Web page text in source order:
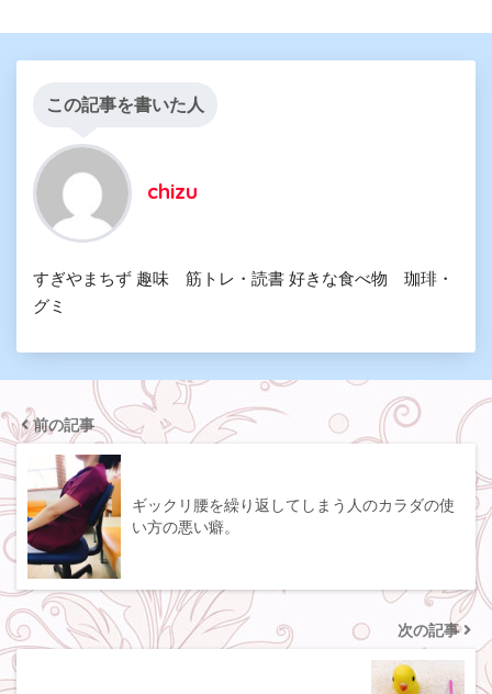
この記事を書いた人
chizu
すぎやまちず 趣味 筋トレ・読書 好きな食べ物 珈琲・
グミ
前の記事
ギックリ腰を繰り返してしまう人のカラダの使
い方の悪い癖。
次の記事